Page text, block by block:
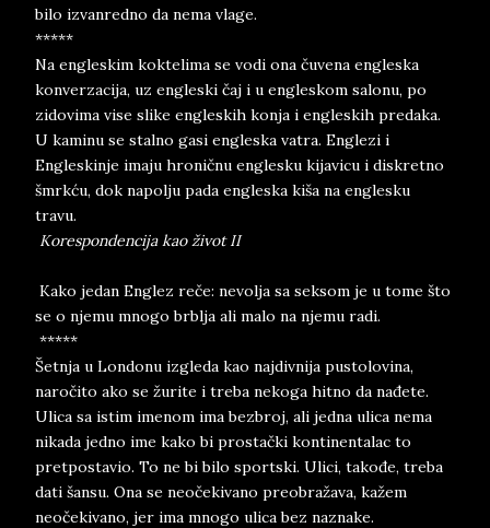
bilo izvanredno da nema vlage.
*****
Na engleskim koktelima se vodi ona čuvena engleska
konverzacija, uz engleski čaj i u engleskom salonu, po
zidovima vise slike engleskih konja i engleskih predaka.
U kaminu se stalno gasi engleska vatra. Englezi i
Engleskinje imaju hroničnu englesku kijavicu i diskretno
šmrkću, dok napolju pada engleska kiša na englesku
travu.
Korespondencija kao život II
Kako jedan Englez reče: nevolja sa seksom je u tome što
se o njemu mnogo brblja ali malo na njemu radi.
*****
Šetnja u Londonu izgleda kao najdivnija pustolovina,
naročito ako se žurite i treba nekoga hitno da nađete.
Ulica sa istim imenom ima bezbroj, ali jedna ulica nema
nikada jedno ime kako bi prostački kontinentalac to
pretpostavio. To ne bi bilo sportski. Ulici, takođe, treba
dati šansu. Ona se neočekivano preobražava, kažem
neočekivano, jer ima mnogo ulica bez naznake.